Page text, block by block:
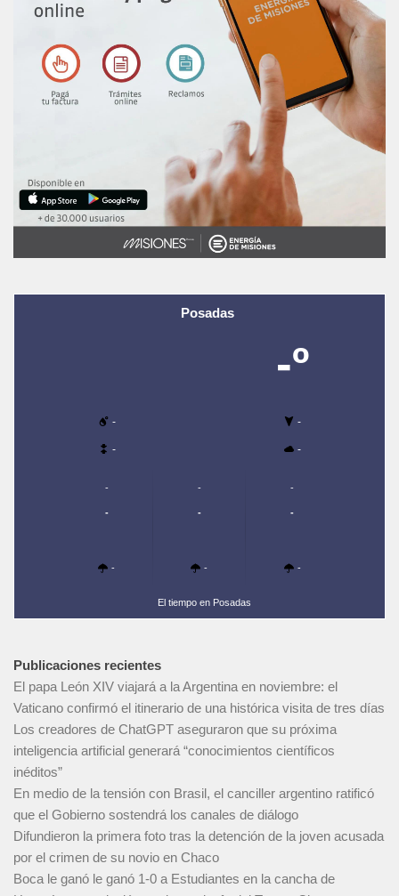
Posadas
-º
- -
- -
-
-
-
-
-
-
-
-
-
El tiempo en Posadas
Publicaciones recientes
El papa León XIV viajará a la Argentina en noviembre: el
Vaticano confirmó el itinerario de una histórica visita de tres días
Los creadores de ChatGPT aseguraron que su próxima
inteligencia artificial generará “conocimientos científicos
inéditos”
En medio de la tensión con Brasil, el canciller argentino ratificó
que el Gobierno sostendrá los canales de diálogo
Difundieron la primera foto tras la detención de la joven acusada
por el crimen de su novio en Chaco
Boca le ganó le ganó 1-0 a Estudiantes en la cancha de